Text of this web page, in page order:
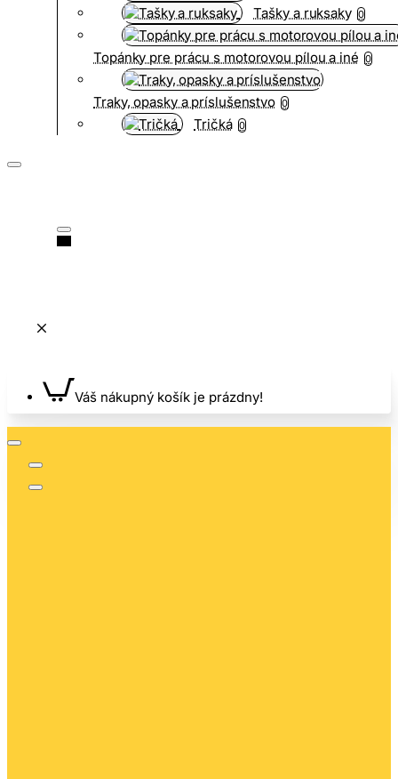
Tašky a ruksaky 0
Topánky pre prácu s motorovou pílou a iné 0
Traky, opasky a príslušenstvo 0
Tričká 0
Váš nákupný košík je prázdny!